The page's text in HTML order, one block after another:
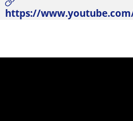
https://